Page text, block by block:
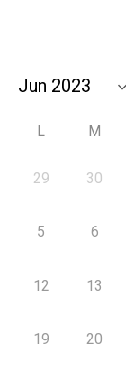
L M
29 30
5 6
12 13
19 20